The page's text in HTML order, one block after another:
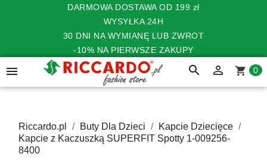
DARMOWA DOSTAWA OD 199 zł
WYSYŁKA 24H
30 DNI NA WYMIANĘ LUB ZWROT
-10% NA PIERWSZE ZAKUPY
 search  shopping_cart 0
Riccardo.pl Buty Dla Dzieci
Kapcie Dziecięce
Kapcie z Kaczuszką SUPERFIT Spotty 1-009256-
8400